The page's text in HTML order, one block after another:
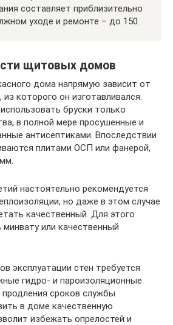
составляет приблизительно
уходе и ремонте – до 150.
щитовых домов
дома напрямую зависит от
из которого он изготавливался.
бруски только
в полной мере просушенные и
антисептиками. Впоследствии
плитами ОСП или фанерой,
настоятельно рекомендуется
но даже в этом случае
качественный. Для этого
или качественный
эксплуатации стен требуется
гидро- и пароизоляционные
сроков службы
в доме качественную
избежать опрелостей и